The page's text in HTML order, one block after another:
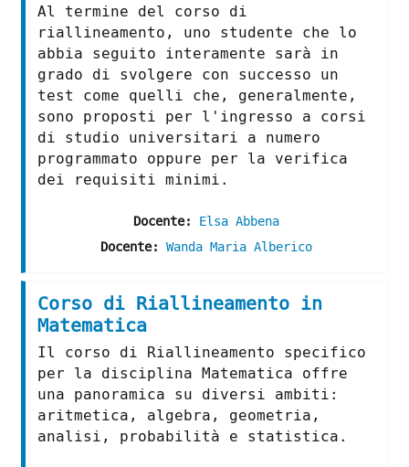
Al termine del corso di
riallineamento, uno studente che lo
abbia seguito interamente sarà in
grado di svolgere con successo un
test come quelli che, generalmente,
sono proposti per l'ingresso a corsi
di studio universitari a numero
programmato oppure per la verifica
dei requisiti minimi.
Docente: Elsa Abbena
Docente: Wanda Maria Alberico
Corso di Riallineamento in
Matematica
Il corso di Riallineamento specifico
per la disciplina Matematica offre
una panoramica su diversi ambiti:
aritmetica, algebra, geometria,
analisi, probabilità e statistica.